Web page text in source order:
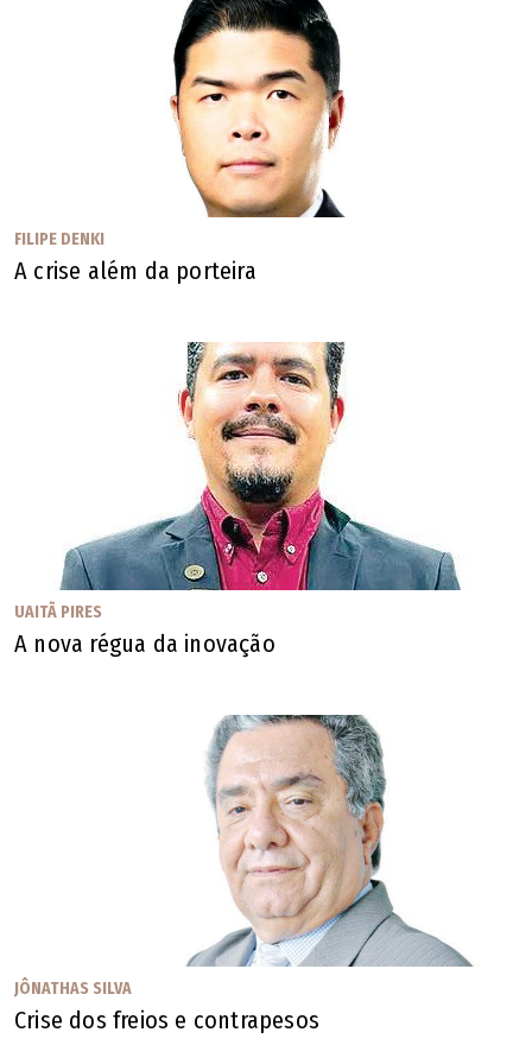
Econômico e em Processo Penal
Os artigos publicados não refletem a opinião de O
POPULAR. Sua publicação obedece ao propósito de
estimular e fomentar a diversidade e o debate de
temas locais, nacionais ou mundiais.
FILIPE DENKI
A crise além da porteira
UAITÃ PIRES
A nova régua da inovação
JÔNATHAS SILVA
Crise dos freios e contrapesos